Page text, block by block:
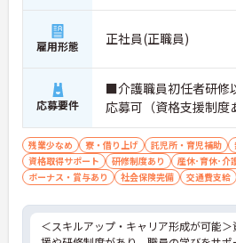
雇用形態 正社員(正職員)
応募要件
■介護職員初任者研修
応募可（資格支援制度
残業少なめ 寮・借り上げ 託児所・育児補助
資格取得サポート
研修制度あり
産休･育休･介
ボーナス・賞与あり
社会保険完備 交通費支給
＜スキルアップ・キャリア形成が可能＞